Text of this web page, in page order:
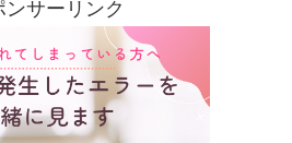
ンサーリンク